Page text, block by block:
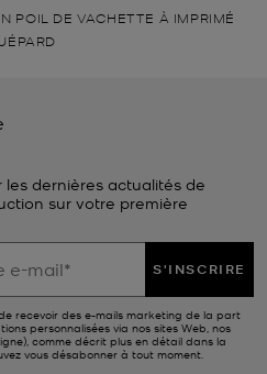
POIL DE VACHETTE À IMPRIMÉ
dernières actualités de
sur votre première
S'INSCRIRE
recevoir des e-mails marketing de la part
personnalisées via nos sites Web, nos
comme décrit plus en détail dans la
vous désabonner à tout moment.